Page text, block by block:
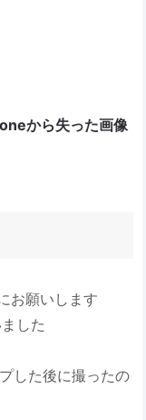
から失った画像
お願いします
した
した後に撮ったの